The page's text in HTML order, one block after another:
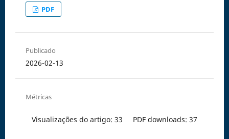
PDF
Publicado
2026-02-13
Métricas
Visualizações do artigo: 33 PDF downloads: 37